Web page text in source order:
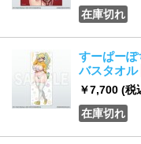
在庫切れ
すーぱー
バスタオル
￥7,700 (税
在庫切れ